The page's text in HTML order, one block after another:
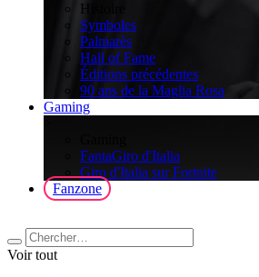
Histoire
Symboles
Palmarès
Hall of Fame
Éditions précédentes
90 ans de la Maglia Rosa
Gaming
FantaGiro d'Italia
Giro d'Italia sur Fortnite
Fanzone
Voir tout